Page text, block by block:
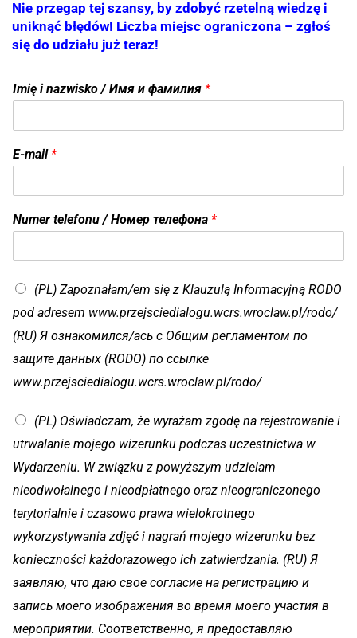
Nie przegap tej szansy, by zdobyć rzetelną wiedzę i
uniknąć błędów! Liczba miejsc ograniczona – zgłoś
się do udziału już teraz!
Imię i nazwisko / Имя и фамилия *
E-mail *
N
u
e
t
e
l
e
f
n
Numer telefonu / Номер телефона *
(PL) Zapoznałam/em się z Klauzulą Informacyjną RODO
pod adresem www.przejsciedialogu.wcrs.wroclaw.pl/rodo/
(RU) Я ознакомился/ась с Общим регламентом по
защите данных (RODO) по ссылке
www.przejsciedialogu.wcrs.wroclaw.pl/rodo/
(PL) Oświadczam, że wyrażam zgodę na rejestrowanie i
utrwalanie mojego wizerunku podczas uczestnictwa w
Wydarzeniu. W związku z powyższym udzielam
nieodwołalnego i nieodpłatnego oraz nieograniczonego
terytorialnie i czasowo prawa wielokrotnego
wykorzystywania zdjęć i nagrań mojego wizerunku bez
konieczności każdorazowego ich zatwierdzania. (RU) Я
заявляю, что даю свое согласие на регистрацию и
запись моего изображения во время моего участия в
мероприятии. Соответственно, я предоставляю